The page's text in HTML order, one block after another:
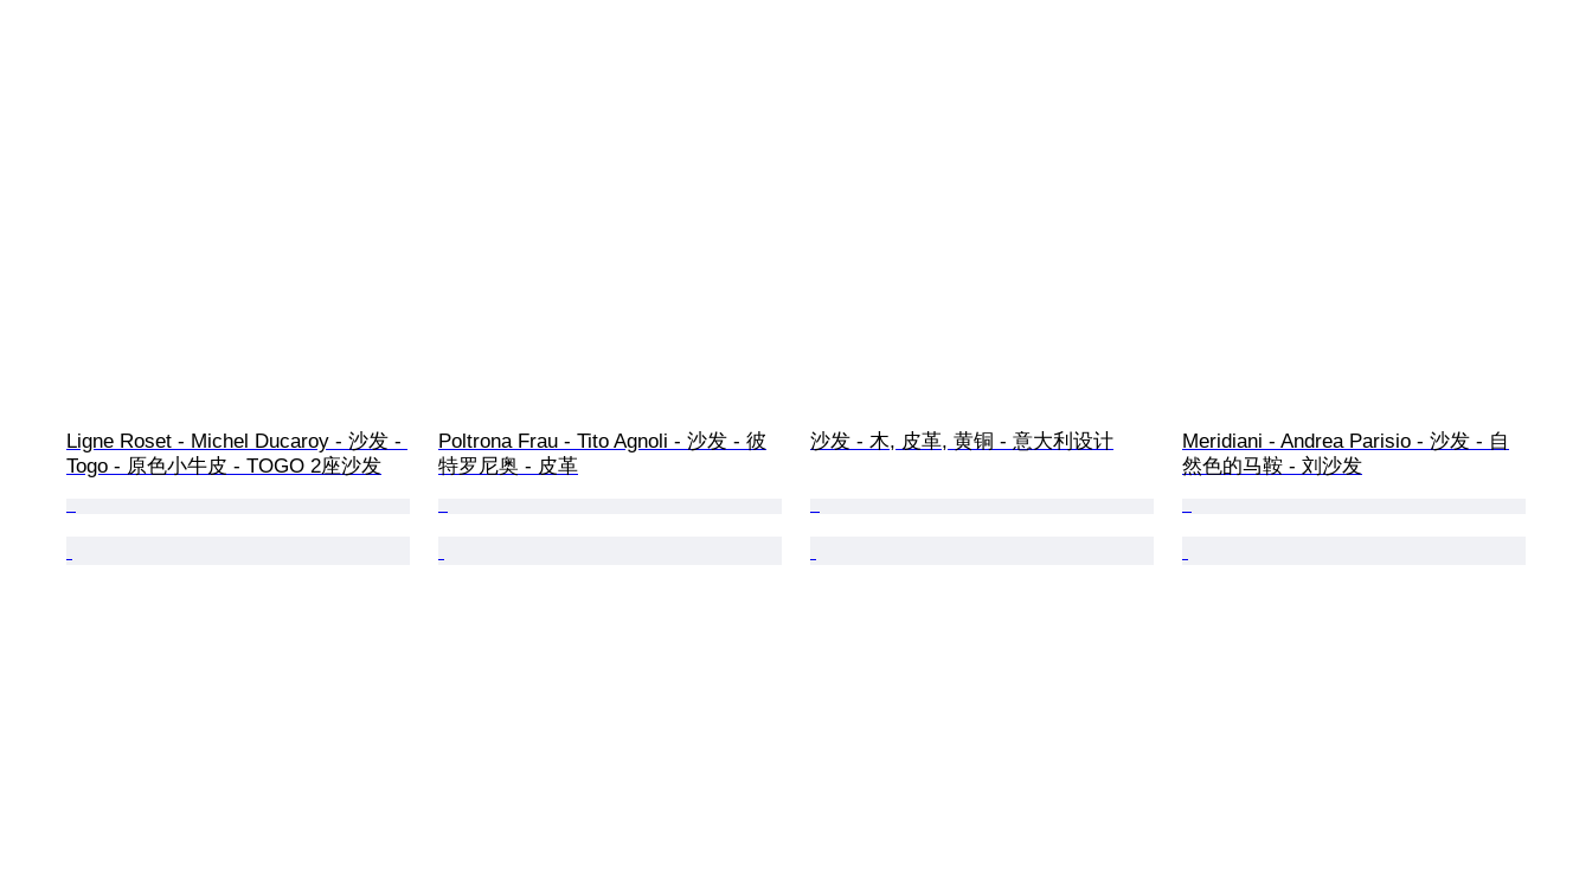
Ligne Roset - Michel Ducaroy - 沙发 -
Togo - 原色小牛皮 - TOGO 2座沙发
Poltrona Frau - Tito Agnoli - 沙发 - 彼
特罗尼奥 - 皮革
沙发 - 木, 皮革, 黄铜 - 意大利设计
Meridiani - Andrea Parisio - 沙发 - 自
然色的马鞍 - 刘沙发